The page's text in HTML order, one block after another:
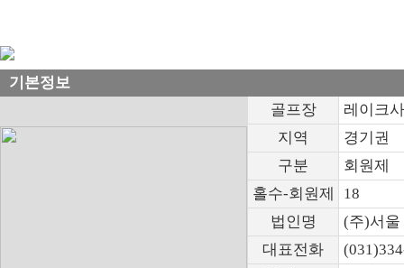
기본정보
골프장
레이크
지역
경기권
구분
회원제
홀수-회원제
18
법인명
(주)서울
대표전화